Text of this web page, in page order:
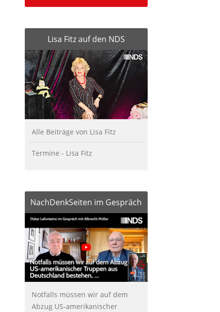
Lisa Fitz auf den NDS
Alle Beiträge von Lisa Fitz
Termine - Lisa Fitz
NachDenkSeiten im Gespräch
Notfalls müssen wir auf dem
Abzug US-amerikanischer